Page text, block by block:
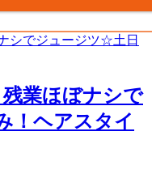
残業ほぼナシで
！ヘアスタイ